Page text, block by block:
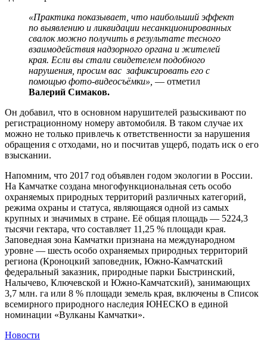
«Практика показывает, что наибольший эффект
по выявлению и ликвидации несанкционированных
свалок можно получить в результате тесного
взаимодействия надзорного органа и жителей
края. Если вы стали свидетелем подобного
нарушения, просим вас зафиксировать его с
помощью фото-видеосъёмки», — отметил
Валерий Симаков.
Он добавил, что в основном нарушителей разыскивают по
регистрационному номеру автомобиля. В таком случае их
можно не только привлечь к ответственности за нарушения
обращения с отходами, но и посчитав ущерб, подать иск о его
взыскании.
Напомним, что 2017 год объявлен годом экологии в России.
На Камчатке создана многофункциональная сеть особо
охраняемых природных территорий различных категорий,
режима охраны и статуса, являющаяся одной из самых
крупных и значимых в стране. Её общая площадь — 5224,3
тысячи гектара, что составляет 11,25 % площади края.
Заповедная зона Камчатки признана на международном
уровне — шесть особо охраняемых природных территорий
региона (Кроноцкий заповедник, Южно-Камчатский
федеральный заказник, природные парки Быстринский,
Налычево, Ключевской и Южно-Камчатский), занимающих
3,7 млн. га или 8 % площади земель края, включены в Список
всемирного природного наследия ЮНЕСКО в единой
номинации «Вулканы Камчатки».
Новости